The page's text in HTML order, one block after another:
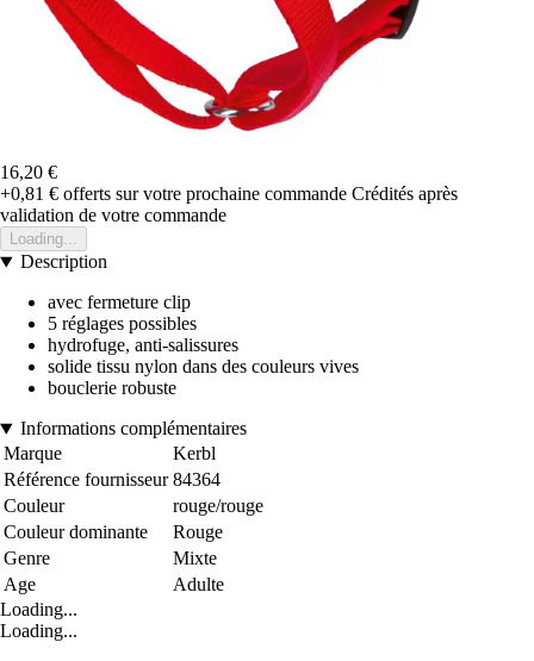
16,20 €
+0,81 € offerts sur votre prochaine commande Crédités après
validation de votre commande
Loading...
Description
avec fermeture clip
5 réglages possibles
hydrofuge, anti-salissures
solide tissu nylon dans des couleurs vives
bouclerie robuste
Informations complémentaires
Marque
Kerbl
Référence fournisseur 84364
Couleur
rouge/rouge
Couleur dominante
Rouge
Genre
Mixte
Age
Adulte
Loading...
Loading...